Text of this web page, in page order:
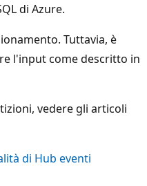
di Azure.
Tuttavia, è
l'input come descritto in
vedere gli articoli
di Hub eventi